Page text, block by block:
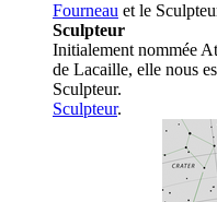
Fourneau et le
Sculpteur
Initialement nommée
de Lacaille, elle nous
Sculpteur.
Sculpteur.